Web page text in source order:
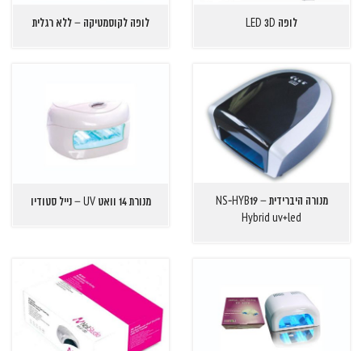
לופה LED 3D לופה לקוסמטיקה – ללא רגלית
מנורה היברידית NS-HYB19 –
Hybrid uv+led
מנורת 14 וואט UV – נייל סטודיו